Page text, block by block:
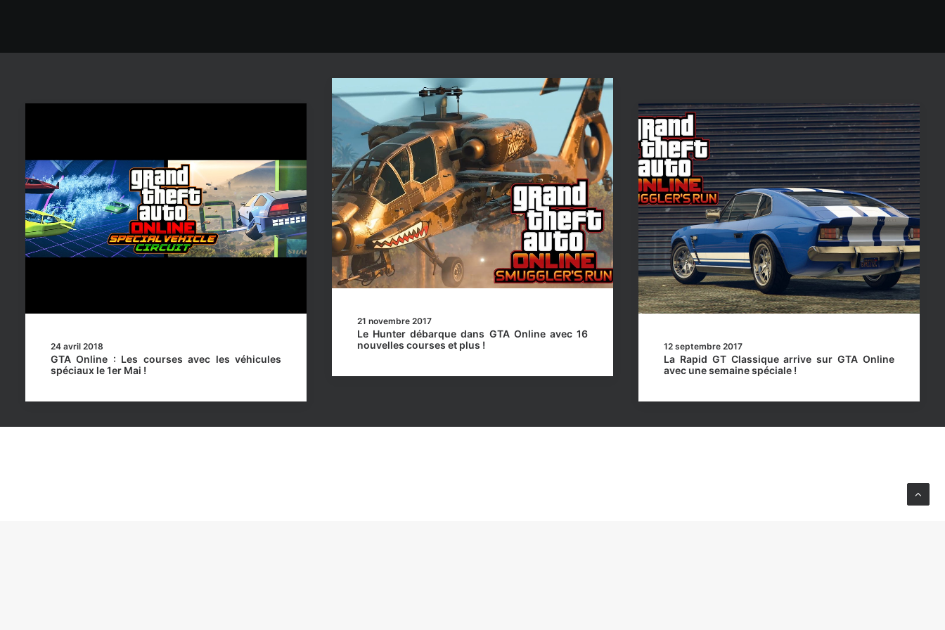
24 avril 2018
GTA Online : Les courses avec les véhicules
spéciaux le 1er Mai !
21 novembre 2017
Le Hunter débarque dans GTA Online avec 16
nouvelles courses et plus !
12 septembre 2017
La Rapid GT Classique arrive sur GTA Online
avec une semaine spéciale !